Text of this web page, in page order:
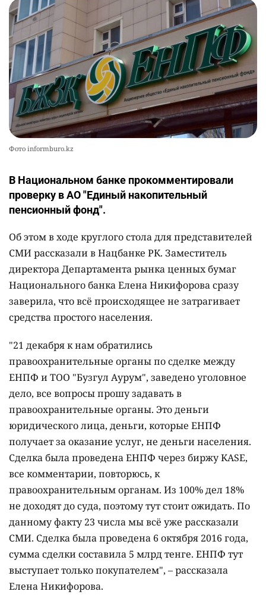
Фото informburo.kz
В Национальном банке прокомментировали
проверку в АО "Единый накопительный
пенсионный фонд".
Об этом в ходе круглого стола для представителей
СМИ рассказали в Нацбанке РК. Заместитель
директора Департамента рынка ценных бумаг
Национального банка Елена Никифорова сразу
заверила, что всё происходящее не затрагивает
средства простого населения.
"21 декабря к нам обратились
правоохранительные органы по сделке между
ЕНПФ и ТОО "Бузгул Аурум", заведено уголовное
дело, все вопросы прошу задавать в
правоохранительные органы. Это деньги
юридического лица, деньги, которые ЕНПФ
получает за оказание услуг, не деньги населения.
Сделка была проведена ЕНПФ через биржу KASE,
все комментарии, повторюсь, к
правоохранительным органам. Из 100% дел 18%
не доходят до суда, поэтому тут стоит ожидать. По
данному факту 23 числа мы всё уже рассказали
СМИ. Сделка была проведена 6 октября 2016 года,
сумма сделки составила 5 млрд тенге. ЕНПФ тут
выступает только покупателем", – рассказала
Елена Никифорова.